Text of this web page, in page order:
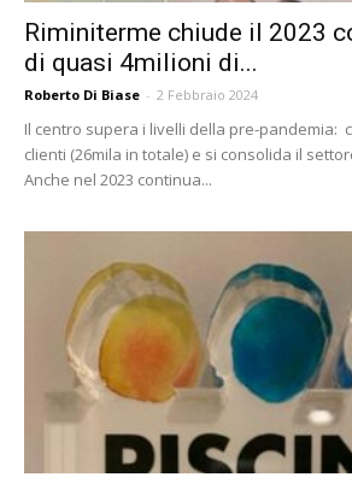
Riminiterme chiude il 2023
di quasi 4milioni di...
Roberto Di Biase - 2 Febbraio 2024
Il centro supera i livelli della pre-pandemia:
clienti (26mila in totale) e si consolida il
Anche nel 2023 continua...